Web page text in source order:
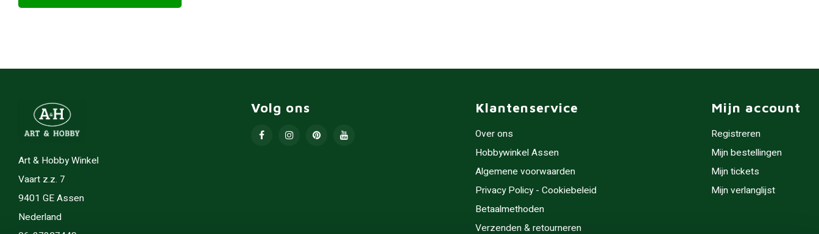
Art & Hobby Winkel
Vaart z.z. 7
9401 GE Assen
Nederland
Volg ons Klantenservice
Over ons
Hobbywinkel Assen
Algemene voorwaarden
Privacy Policy - Cookiebeleid
Betaalmethoden
Verzenden & retourneren
Mijn account
Registreren
Mijn bestellingen
Mijn tickets
Mijn verlanglijst